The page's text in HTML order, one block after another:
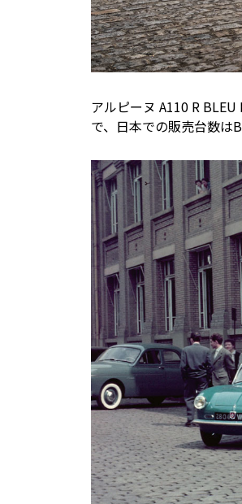
アルピーヌ A110 R
で、日本での販売台数は